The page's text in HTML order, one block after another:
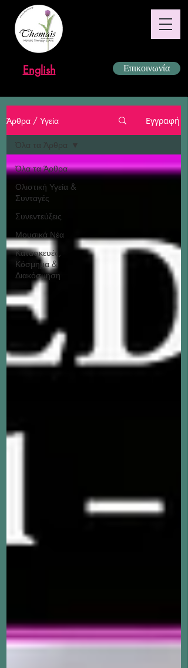
English Επικοινωνία
Άρθρα / Υγεία Εγγραφή
Όλα τα Άρθρα
Ολιστική Υγεία &
Συνταγές
Συνεντεύξεις
Μουσικά Νέα
Κατασκευές,
Κόσμημα &
Διακόσμηση
Όλα τα Άρθρα